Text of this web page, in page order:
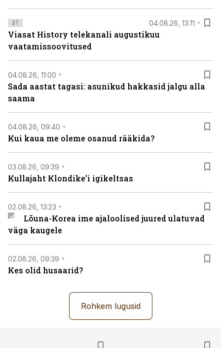
ST 04.08.26, 13:11
Viasat History telekanali augustikuu
vaatamissoovitused
04.08.26, 11:00
Sada aastat tagasi: asunikud hakkasid jalgu alla
saama
04.08.26, 09:40
Kui kaua me oleme osanud rääkida?
03.08.26, 09:39
Kullajaht Klondike’i igikeltsas
02.08.26, 13:23
Lõuna-Korea ime ajaloolised juured ulatuvad
väga kaugele
02.08.26, 09:39
Kes olid husaarid?
Rohkem lugusid